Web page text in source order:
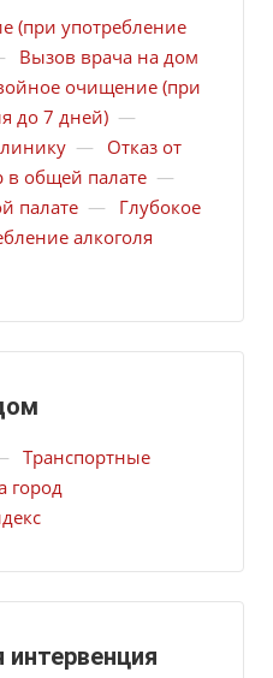
(при употребление
Вызов врача на дом
очищение (при
до 7 дней) —
—
Отказ от
в общей палате —
палате —
Глубокое
алкоголя
Транспортные
город
интервенция